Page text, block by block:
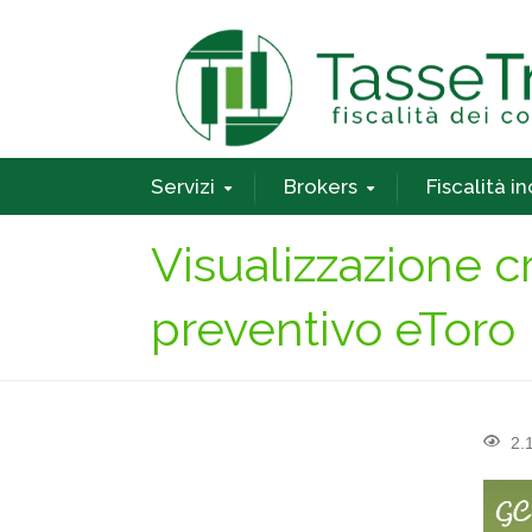
Servizi Brokers Fiscalità
Visualizzazione
preventivo eToro